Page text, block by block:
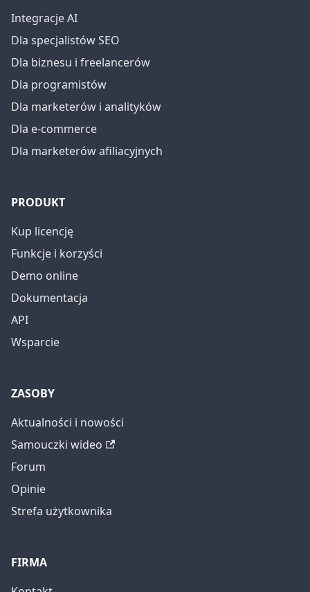
Integracje AI
Dla specjalistów SEO
Dla biznesu i freelancerów
Dla programistów
Dla marketerów i analityków
Dla e-commerce
Dla marketerów afiliacyjnych
PRODUKT
Kup licencję
Funkcje i korzyści
Demo online
Dokumentacja
API
Wsparcie
ZASOBY
Aktualności i nowości
Samouczki wideo
Forum
Opinie
Strefa użytkownika
FIRMA